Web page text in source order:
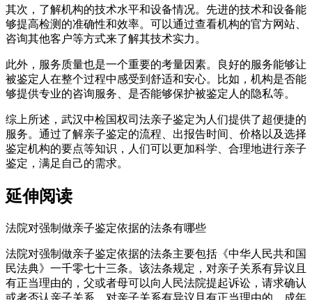
其次，了解机构的技术水平和设备情况。先进的技术和设备能
够提高检测的准确性和效率。可以通过查看机构的官方网站、
咨询其他客户等方式来了解其技术实力。
此外，服务质量也是一个重要的考量因素。良好的服务能够让
被鉴定人在整个过程中感受到舒适和安心。比如，机构是否能
够提供专业的咨询服务、是否能够保护被鉴定人的隐私等。
综上所述，武汉中检国权司法亲子鉴定为人们提供了超便捷的
服务。通过了解亲子鉴定的流程、出报告时间、价格以及选择
鉴定机构的要点等知识，人们可以更加科学、合理地进行亲子
鉴定，满足自己的需求。
延伸阅读
法院对强制做亲子鉴定依据的法条有哪些
法院对强制做亲子鉴定依据的法条主要包括《中华人民共和国
民法典》一千零七十三条。该法条规定，对亲子关系有异议且
有正当理由的，父或者母可以向人民法院提起诉讼，请求确认
或者否认亲子关系。对亲子关系有异议且有正当理由的，成年